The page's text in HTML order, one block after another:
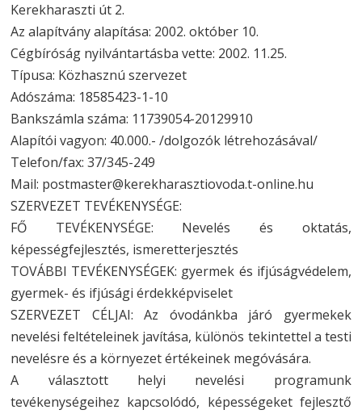
Kerekharaszti út 2.
Az alapítvány alapítása: 2002. október 10.
Cégbíróság nyilvántartásba vette: 2002. 11.25.
Típusa: Közhasznú szervezet
Adószáma: 18585423-1-10
Bankszámla száma: 11739054-20129910
Alapítói vagyon: 40.000.- /dolgozók létrehozásával/
Telefon/fax: 37/345-249
Mail: postmaster@kerekharasztiovoda.t-online.hu
SZERVEZET TEVÉKENYSÉGE:
FŐ TEVÉKENYSÉGE: Nevelés és oktatás,
képességfejlesztés, ismeretterjesztés
TOVÁBBI TEVÉKENYSÉGEK: gyermek és ifjúságvédelem,
gyermek- és ifjúsági érdekképviselet
SZERVEZET CÉLJAI: Az óvodánkba járó gyermekek
nevelési feltételeinek javítása, különös tekintettel a testi
nevelésre és a környezet értékeinek megóvására.
A választott helyi nevelési programunk
tevékenységeihez kapcsolódó, képességeket fejlesztő